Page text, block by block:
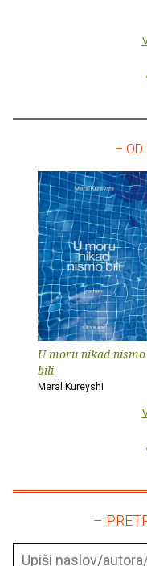
– OD
U moru nikad nismo
bili
Meral Kureyshi
–